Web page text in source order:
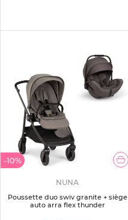
-10%
NUNA
Poussette duo swiv granite + siège
auto arra flex thunder